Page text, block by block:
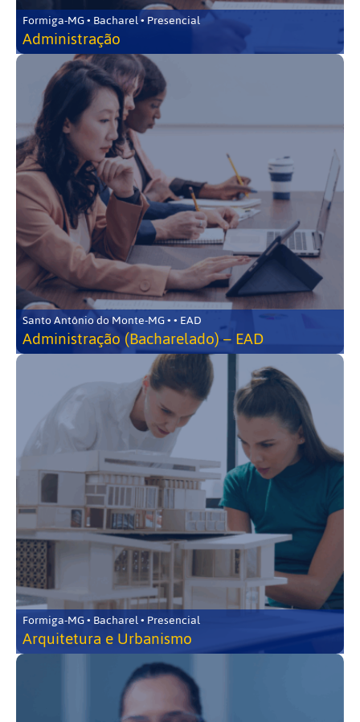
Formiga-MG • Bacharel • Presencial
Administração
Santo Antônio do Monte-MG • • EAD
Administração (Bacharelado) – EAD
Formiga-MG • Bacharel • Presencial
Arquitetura e Urbanismo